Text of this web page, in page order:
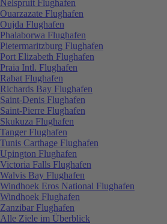
Nelspruit Flughafen
Ouarzazate Flughafen
Oujda Flughafen
Phalaborwa Flughafen
Pietermaritzburg Flughafen
Port Elizabeth Flughafen
Praia Intl. Flughafen
Rabat Flughafen
Richards Bay Flughafen
Saint-Denis Flughafen
Saint-Pierre Flughafen
Skukuza Flughafen
Tanger Flughafen
Tunis Carthage Flughafen
Upington Flughafen
Victoria Falls Flughafen
Walvis Bay Flughafen
Windhoek Eros National Flughafen
Windhoek Flughafen
Zanzibar Flughafen
Alle Ziele im Überblick